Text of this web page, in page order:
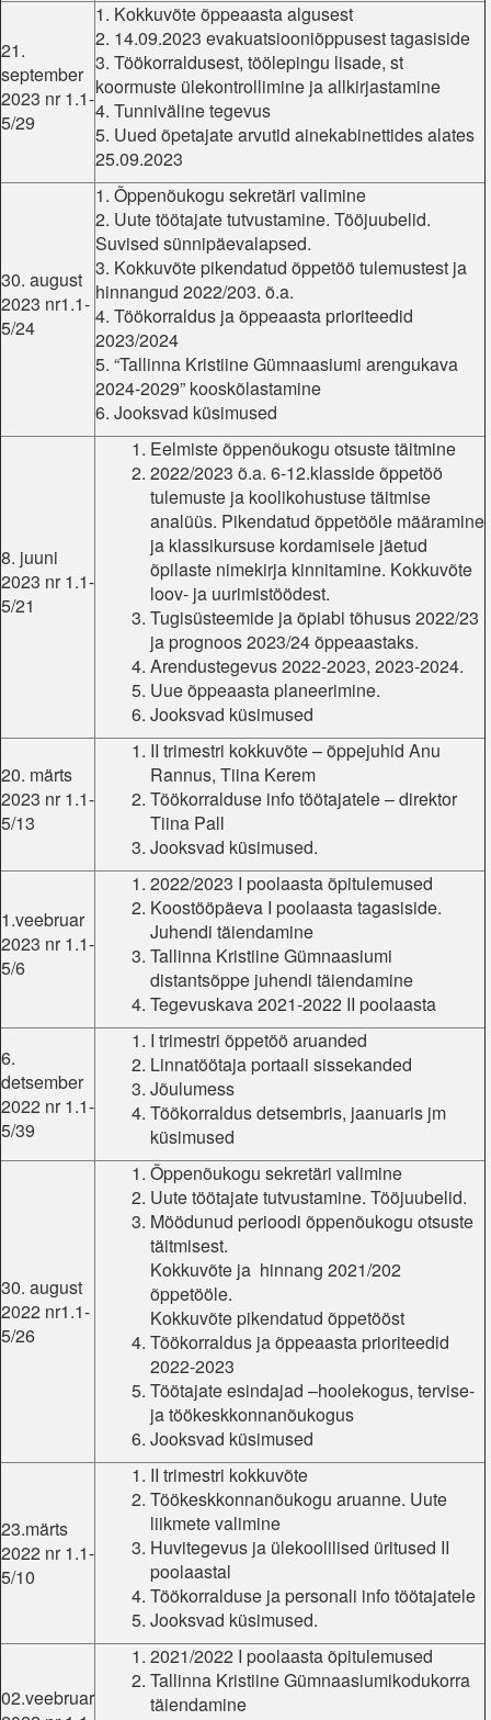
21.
september
2023 nr 1.1-
5/29
1. Kokkuvõte õppeaasta algusest
2. 14.09.2023 evakuatsiooniõppusest tagasiside
3. Töökorraldusest, töölepingu lisade, st
koormuste ülekontrollimine ja allkirjastamine
4. Tunniväline tegevus
5. Uued õpetajate arvutid ainekabinettides alates
25.09.2023
30. august
2023 nr1.1-
5/24
1. Õppenõukogu sekretäri valimine
2. Uute töötajate tutvustamine. Tööjuubelid.
Suvised sünnipäevalapsed.
3. Kokkuvõte pikendatud õppetöö tulemustest ja
hinnangud 2022/203. õ.a.
4. Töökorraldus ja õppeaasta prioriteedid
2023/2024
5. “Tallinna Kristiine Gümnaasiumi arengukava
2024-2029” kooskõlastamine
6. Jooksvad küsimused
8. juuni
2023 nr 1.1-
5/21
Eelmiste õppenõukogu otsuste täitmine
2022/2023 õ.a. 6-12.klasside õppetöö
tulemuste ja koolikohustuse täitmise
analüüs. Pikendatud õppetööle määramine
ja klassikursuse kordamisele jäetud
õpilaste nimekirja kinnitamine. Kokkuvõte
loov- ja uurimistöödest.
Tugisüsteemide ja õpiabi tõhusus 2022/23
ja prognoos 2023/24 õppeaastaks.
Arendustegevus 2022-2023, 2023-2024.
Uue õppeaasta planeerimine.
Jooksvad küsimused
20. märts
2023 nr 1.1-
5/13
II trimestri kokkuvõte – õppejuhid Anu
Rannus, Tiina Kerem
Töökorralduse info töötajatele – direktor
Tiina Pall
Jooksvad küsimused.
1.veebruar
2023 nr 1.1-
5/6
2022/2023 I poolaasta õpitulemused
Koostööpäeva I poolaasta tagasiside.
Juhendi täiendamine
Tallinna Kristiine Gümnaasiumi
distantsõppe juhendi täiendamine
Tegevuskava 2021-2022 II poolaasta
6.
detsember
2022 nr 1.1-
5/39
I trimestri õppetöö aruanded
Linnatöötaja portaali sissekanded
Jõulumess
Töökorraldus detsembris, jaanuaris jm
küsimused
30. august
2022 nr1.1-
5/26
Õppenõukogu sekretäri valimine
Uute töötajate tutvustamine. Tööjuubelid.
Möödunud perioodi õppenõukogu otsuste
täitmisest.
Kokkuvõte ja hinnang 2021/202
õppetööle.
Kokkuvõte pikendatud õppetööst
Töökorraldus ja õppeaasta prioriteedid
2022-2023
Töötajate esindajad –hoolekogus, tervise-
ja töökeskkonnanõukogus
Jooksvad küsimused
23.märts
2022 nr 1.1-
5/10
II trimestri kokkuvõte
Töökeskkonnanõukogu aruanne. Uute
liikmete valimine
Huvitegevus ja ülekoolilised üritused II
poolaastal
Töökorralduse ja personali info töötajatele
Jooksvad küsimused.
02.veebruar
2021/2022 I poolaasta õpitulemused
Tallinna Kristiine Gümnaasiumikodukorra
täiendamine